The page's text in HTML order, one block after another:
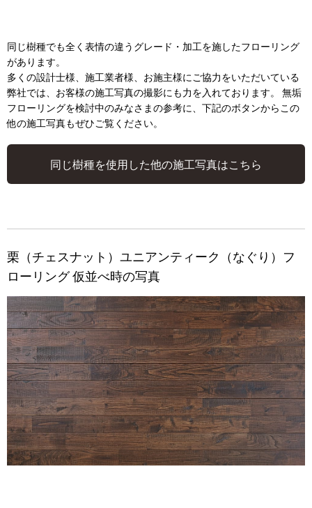
同じ樹種でも全く表情の違うグレード・加工を施したフローリング
があります。
多くの設計士様、施工業者様、お施主様にご協力をいただいている
弊社では、お客様の施工写真の撮影にも力を入れております。 無垢
フローリングを検討中のみなさまの参考に、下記のボタンからこの
他の施工写真もぜひご覧ください。
同じ樹種を使用した他の施工写真はこちら
栗（チェスナット）ユニアンティーク（なぐり）フ
ローリング 仮並べ時の写真